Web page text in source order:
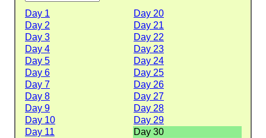
Day 1
Day 20
Day 2
Day 21
Day 3
Day 22
Day 4
Day 23
Day 5
Day 24
Day 6
Day 25
Day 7
Day 26
Day 8
Day 27
Day 9
Day 28
Day 10
Day 29
Day 11
Day 30